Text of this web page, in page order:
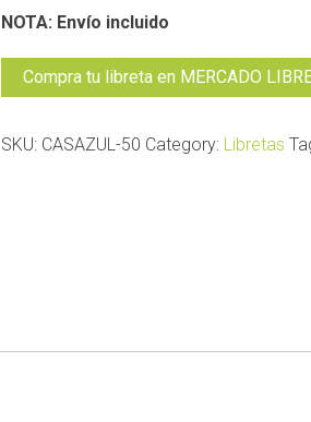
NOTA: Envío incluido
Compra tu libreta en MERCADO
SKU: CASAZUL-50 Category: Libretas